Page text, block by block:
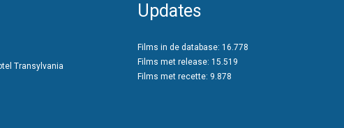
Transylvania
Updates
Films in de database: 16.778
Films met release: 15.519
Films met recette: 9.878